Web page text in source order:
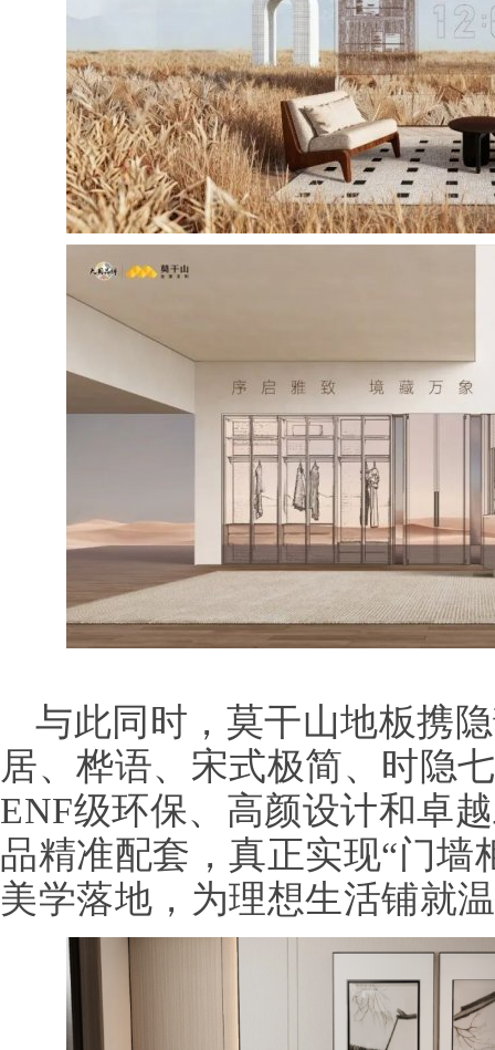
与此同时，莫干山地板携
居、桦语、宋式极简、时隐
ENF级环保、高颜设计和卓
品精准配套，真正实现“门墙
美学落地，为理想生活铺就